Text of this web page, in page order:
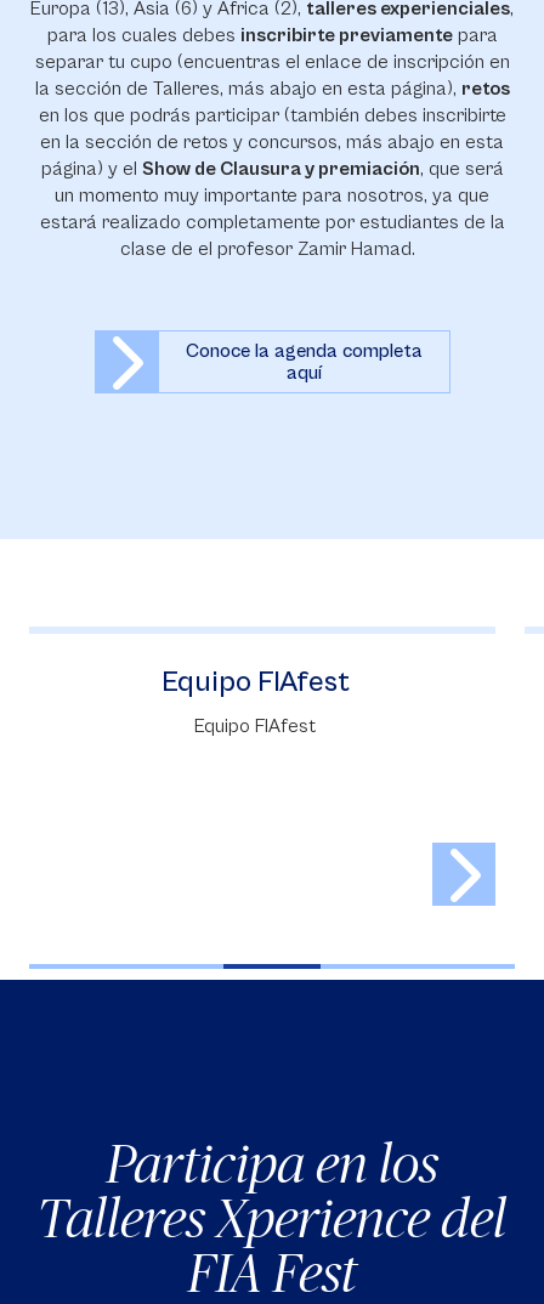
Europa (13), Asia (6) y África (2), talleres experienciales,
para los cuales debes inscribirte previamentepara
separar tu cupo (encuentras el enlace de inscripción en
la sección de Talleres, más abajo en esta página), retos
en los que podrás participar (también debes inscribirte
en la sección de retos y concursos, más abajo en esta
página) y el Show de Clausura y premiación, que será
un momento muy importante para nosotros, ya que
estará realizado completamente por estudiantes de la
clase de el profesor Zamir Hamad.
Conoce la agenda completa
aquí
Equipo FIAfest
Equipo FIAfest
Participa en los
Talleres Xperience del
FIA Fest